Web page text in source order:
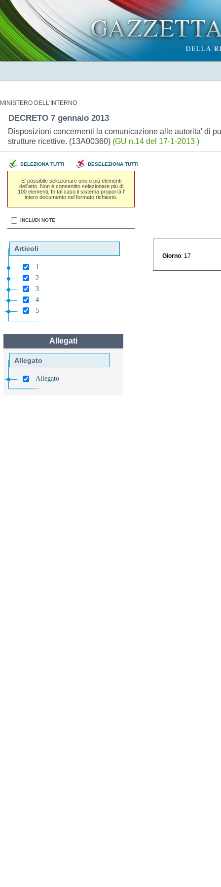
MINISTERO DELL'INTERNO
DECRETO 7 gennaio 2013
Disposizioni concernenti la comunicazione alle autorita' di
strutture ricettive. (13A00360) (GU n.14 del 17-1-2013 )
SELEZIONA TUTTI DESELEZIONA TUTTI
E' possibile selezionare uno o piú elementi
dell'atto. Non é consentito selezionare piú di
100 elementi. In tal caso il sistema proporrá l'
intero documento nel formato richiesto.
INCLUDI NOTE
Articoli
1
2
3
4
5
Allegati
Allegato
Allegato
Giorno : 17